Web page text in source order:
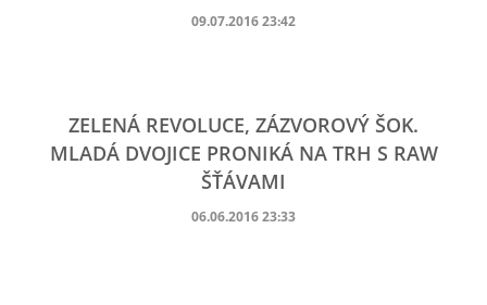
09.07.2016 23:42
ZELENÁ REVOLUCE, ZÁZVOROVÝ ŠOK.
MLADÁ DVOJICE PRONIKÁ NA TRH S RAW
ŠŤÁVAMI
06.06.2016 23:33